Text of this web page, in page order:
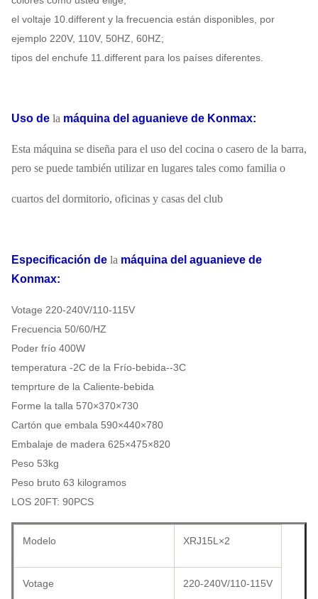
el voltaje 10.different y la frecuencia están disponibles, por
ejemplo 220V, 110V, 50HZ, 60HZ;
tipos del enchufe 11.different para los países diferentes.
Uso de la máquina del aguanieve de Konmax:
Esta máquina se diseña para el uso del cocina o casero de la barra,
pero se puede también utilizar en lugares tales como familia o
cuartos del dormitorio, oficinas y casas del club
Especificación de la máquina del aguanieve de
Konmax:
Votage 220-240V/110-115V
Frecuencia 50/60/HZ
Poder frío 400W
temperatura -2C de la Frío-bebida--3C
temprture de la Caliente-bebida
Forme la talla 570×370×730
Cartón que embala 590×440×780
Embalaje de madera 625×475×820
Peso 53kg
Peso bruto 63 kilogramos
LOS 20FT: 90PCS
Modelo XRJ15L×2
Votage 220-240V/110-115V